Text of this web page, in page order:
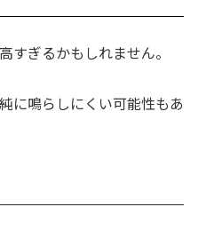
すぎるかもしれません。
に鳴らしにくい可能性もあ